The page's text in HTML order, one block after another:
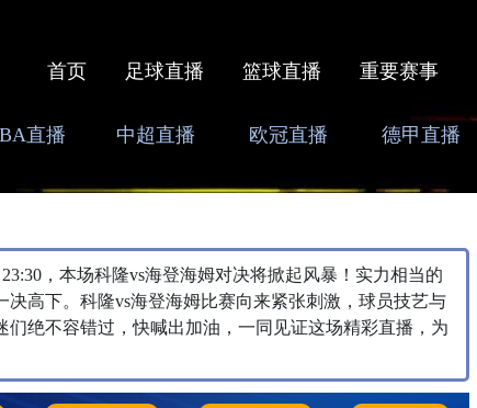
首页 足球直播 篮球直播 重要赛事
直播 中超直播 欧冠直播 德甲直播
，本场科隆vs海登海姆对决将掀起风暴！实力相当的
决高下。科隆vs海登海姆比赛向来紧张刺激，球员技艺与
们绝不容错过，快喊出加油，一同见证这场精彩直播，为